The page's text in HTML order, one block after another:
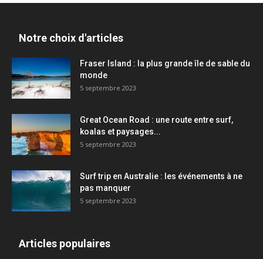
Notre choix d'articles
Fraser Island : la plus grande île de sable du
monde
5 septembre 2023
Great Ocean Road : une route entre surf,
koalas et paysages...
5 septembre 2023
Surf trip en Australie : les événements à ne
pas manquer
5 septembre 2023
Articles populaires